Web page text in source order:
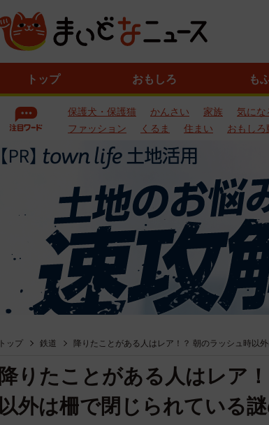
トップ おもしろ も
保護犬・保護猫 かんさい 家族 気にな
ファッション
くるま 住まい おもしろ
トップ 鉄道 降りたことがある人はレア！？ 朝のラッシュ時以
降りたことがある人はレア
以外は柵で閉じられている謎